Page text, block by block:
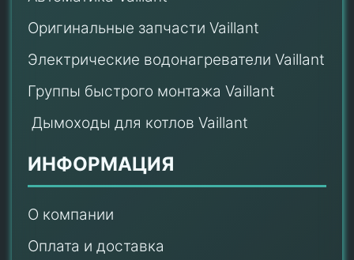
Оригинальные запчасти Vaillant
Электрические водонагреватели Vaillant
Группы быстрого монтажа Vaillant
Дымоходы для котлов Vaillant
ИНФОРМАЦИЯ
О компании
Оплата и доставка